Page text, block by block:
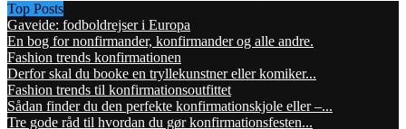
Top Posts
Gaveide: fodboldrejser i Europa
En bog for nonfirmander, konfirmander og alle andre.
Fashion trends konfirmationen
Derfor skal du booke en tryllekunstner eller komiker...
Fashion trends til konfirmationsoutfittet
Sådan finder du den perfekte konfirmationskjole eller –...
Tre gode råd til hvordan du gør konfirmationsfesten...